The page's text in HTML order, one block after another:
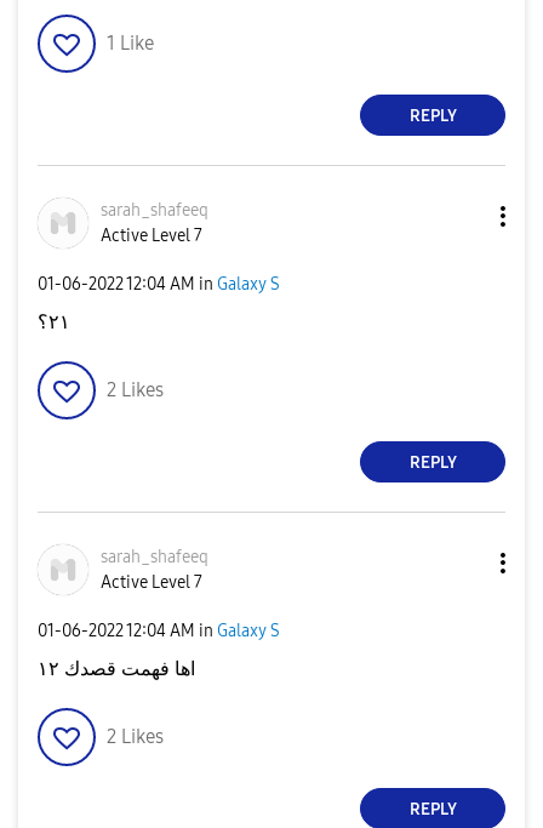
1 Like
REPLY
sarah_shafeeq
Active Level 7
‎01-06-202212:04 AM in Galaxy S
٢١؟
2 Likes
REPLY
sarah_shafeeq
Active Level 7
‎01-06-202212:04 AM in Galaxy S
اها فهمت قصدك ١٢
2 Likes
REPLY